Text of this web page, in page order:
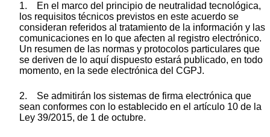
1. En el marco del principio de neutralidad tecnológica,
los requisitos técnicos previstos en este acuerdo se
consideran referidos al tratamiento de la información y las
comunicaciones en lo que afecten al registro electrónico.
Un resumen de las normas y protocolos particulares que
se deriven de lo aquí dispuesto estará publicado, en todo
momento, en la sede electrónica del CGPJ.
2. Se admitirán los sistemas de firma electrónica que
sean conformes con lo establecido en el artículo 10 de la
Ley 39/2015, de 1 de octubre.